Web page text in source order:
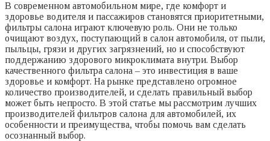
В современном автомобильном мире, где комфорт и
здоровье водителя и пассажиров становятся приоритетными,
фильтры салона играют ключевую роль. Они не только
очищают воздух, поступающий в салон автомобиля, от пыли,
пыльцы, грязи и других загрязнений, но и способствуют
поддержанию здорового микроклимата внутри. Выбор
качественного фильтра салона – это инвестиция в ваше
здоровье и комфорт. На рынке представлено огромное
количество производителей, и сделать правильный выбор
может быть непросто. В этой статье мы рассмотрим лучших
производителей фильтров салона для автомобилей, их
особенности и преимущества, чтобы помочь вам сделать
осознанный выбор.